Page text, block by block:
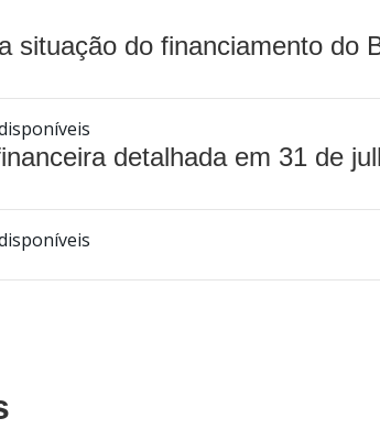
situação do financiamento do
detalhada em 31 de